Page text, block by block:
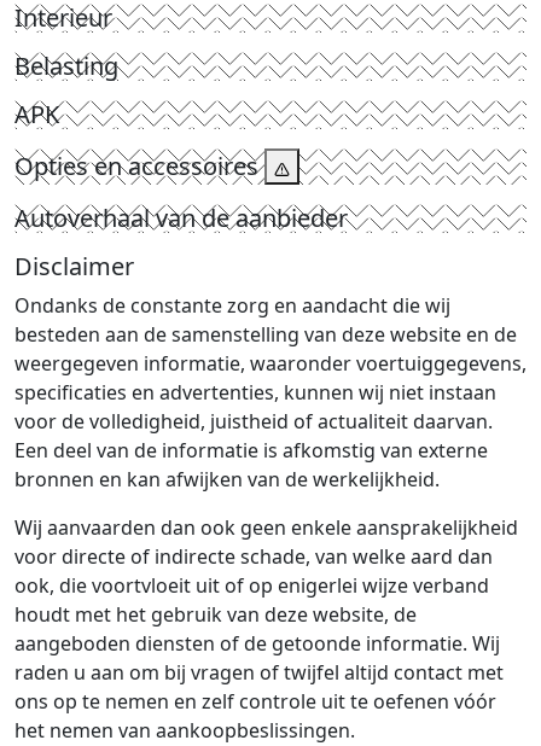
Interieur
Belasting
APK
Opties en accessoires
Autoverhaal van de aanbieder
Disclaimer
Ondanks de constante zorg en aandacht die wij
besteden aan de samenstelling van deze website en de
weergegeven informatie, waaronder voertuiggegevens,
specificaties en advertenties, kunnen wij niet instaan
voor de volledigheid, juistheid of actualiteit daarvan.
Een deel van de informatie is afkomstig van externe
bronnen en kan afwijken van de werkelijkheid.
Wij aanvaarden dan ook geen enkele aansprakelijkheid
voor directe of indirecte schade, van welke aard dan
ook, die voortvloeit uit of op enigerlei wijze verband
houdt met het gebruik van deze website, de
aangeboden diensten of de getoonde informatie. Wij
raden u aan om bij vragen of twijfel altijd contact met
ons op te nemen en zelf controle uit te oefenen vóór
het nemen van aankoopbeslissingen.